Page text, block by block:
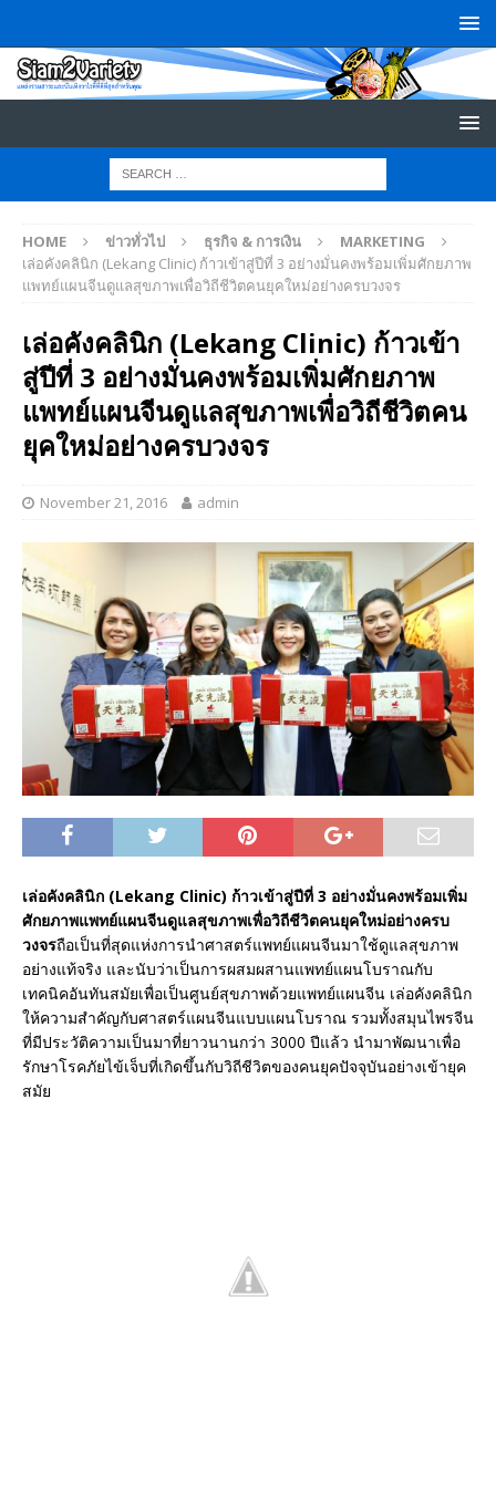
HOME ข่าวทั่วไป ธุรกิจ & การเงิน
MARKETING
เล่อคังคลินิก (Lekang Clinic) ก้าวเข้าสู่ปีที่ 3 อย่างมั่นคงพร้อมเพิ่มศักยภาพ
แพทย์แผนจีนดูแลสุขภาพเพื่อวิถีชีวิตคนยุคใหม่อย่างครบวงจร
เล่อคังคลินิก (Lekang Clinic) ก้าวเข้า
สู่ปีที่ 3 อย่างมั่นคงพร้อมเพิ่มศักยภาพ
แพทย์แผนจีนดูแลสุขภาพเพื่อวิถีชีวิตคน
ยุคใหม่อย่างครบวงจร
November 21, 2016 admin
เล่อคังคลินิก (Lekang Clinic) ก้าวเข้าสู่ปีที่ 3 อย่างมั่นคงพร้อมเพิ่ม
ศักยภาพแพทย์แผนจีนดูแลสุขภาพเพื่อวิถีชีวิตคนยุคใหม่อย่างครบ
วงจรถือเป็นที่สุดแห่งการนำศาสตร์แพทย์แผนจีนมาใช้ดูแลสุขภาพ
อย่างแท้จริง และนับว่าเป็นการผสมผสานแพทย์แผนโบราณกับ
เทคนิคอันทันสมัยเพื่อเป็นศูนย์สุขภาพด้วยแพทย์แผนจีน เล่อคังคลินิก
ให้ความสำคัญกับศาสตร์แผนจีนแบบแผนโบราณ รวมทั้งสมุนไพรจีน
ที่มีประวัติความเป็นมาที่ยาวนานกว่า 3000 ปีแล้ว นำมาพัฒนาเพื่อ
รักษาโรคภัยไข้เจ็บที่เกิดขึ้นกับวิถีชีวิตของคนยุคปัจจุบันอย่างเข้ายุค
สมัย